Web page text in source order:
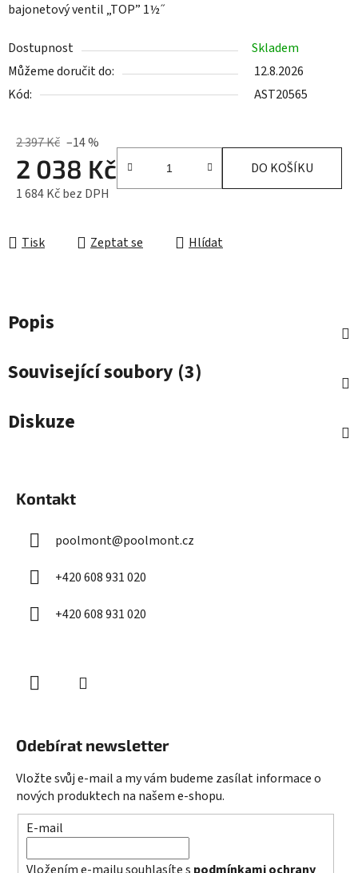
bajonetový ventil „TOP” 1½ ̋
Dostupnost
Skladem
Můžeme doručit do:
12.8.2026
Kód:
AST20565
2 397 Kč –14 %
2 038 Kč
1 684 Kč bez DPH
DO KOŠÍKU
Tisk Zeptat se Hlídat
Popis
Související soubory (3)
Diskuze
Kontakt
poolmont@poolmont.cz
+420 608 931 020
+420 608 931 020
Odebírat newsletter
Vložte svůj e-mail a my vám budeme zasílat informace o
nových produktech na našem e-shopu.
E-mail
Vložením e-mailu souhlasíte s podmínkami ochrany